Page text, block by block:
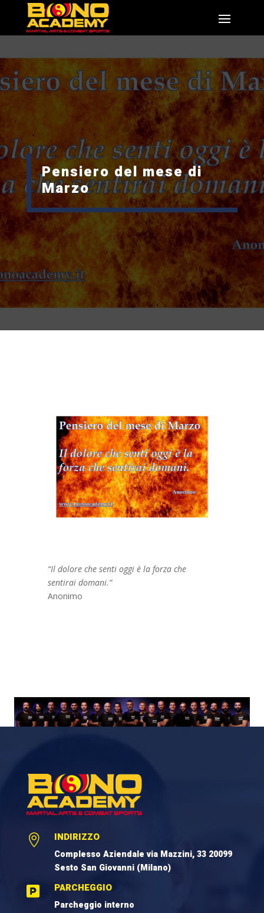
Pensiero del mese di
Marzo
“Il dolore che senti oggi è la forza che
sentirai domani.”
Anonimo
 INDIRIZZO
Complesso Aziendale via Mazzini, 33 20099
Sesto San Giovanni (Milano)
 PARCHEGGIO
Parcheggio interno